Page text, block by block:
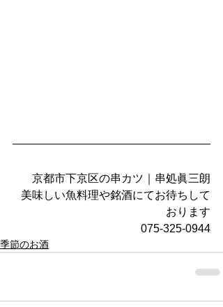
京都市下京区の串カツ｜串処眞三朗
美味しい魚料理や銘酒にてお待ちして
おります
075-325-0944
季節のお酒